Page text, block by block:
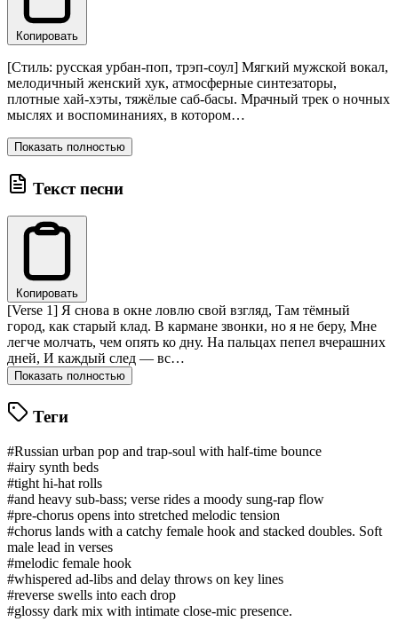
Копировать
[Стиль: русская урбан-поп, трэп-соул] Мягкий мужской вокал,
мелодичный женский хук, атмосферные синтезаторы,
плотные хай-хэты, тяжёлые саб-басы. Мрачный трек о ночных
мыслях и воспоминаниях, в котором…
Показать полностью
Текст песни
Копировать
[Verse 1] Я снова в окне ловлю свой взгляд, Там тёмный
город, как старый клад. В кармане звонки, но я не беру, Мне
легче молчать, чем опять ко дну. На пальцах пепел вчерашних
дней, И каждый след — вс…
Показать полностью
Теги
#Russian urban pop and trap-soul with half-time bounce
#airy synth beds
#tight hi-hat rolls
#and heavy sub-bass; verse rides a moody sung-rap flow
#pre-chorus opens into stretched melodic tension
#chorus lands with a catchy female hook and stacked doubles. Soft
male lead in verses
#melodic female hook
#whispered ad-libs and delay throws on key lines
#reverse swells into each drop
#glossy dark mix with intimate close-mic presence.